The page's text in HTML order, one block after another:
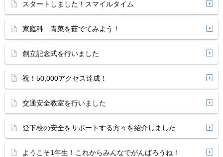
スタートしました！スマイルタイム
家庭科 青菜を茹でてみよう！
創立記念式を行いました
祝！50,000アクセス達成！
交通安全教室を行いました
登下校の安全をサポートする方々を紹介しました
ようこそ1年生！これからみんなでがんばろうね！